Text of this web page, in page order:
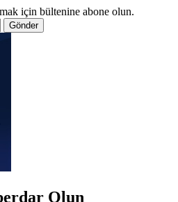
için bültenine abone olun.
Olun